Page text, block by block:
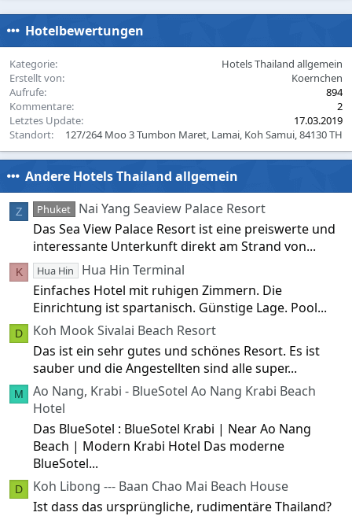
t
i
n
s
:
Hotelbewertungen
Kategorie
Hotels Thailand allgemein
Erstellt von
Koernchen
Aufrufe
894
Kommentare
2
Letztes Update
17.03.2019
Standort
127/264 Moo 3 Tumbon Maret, Lamai, Koh Samui, 84130 TH
Andere Hotels Thailand allgemein
Z Phuket
Nai Yang Seaview Palace Resort
Das Sea View Palace Resort ist eine preiswerte und
interessante Unterkunft direkt am Strand von...
K Hua Hin
Hua Hin Terminal
Einfaches Hotel mit ruhigen Zimmern. Die
Einrichtung ist spartanisch. Günstige Lage. Pool...
D
Koh Mook Sivalai Beach Resort
Das ist ein sehr gutes und schönes Resort. Es ist
sauber und die Angestellten sind alle super...
M
Ao Nang, Krabi - BlueSotel Ao Nang Krabi Beach
Hotel
Das BlueSotel : BlueSotel Krabi | Near Ao Nang
Beach | Modern Krabi Hotel Das moderne
BlueSotel...
D
Koh Libong --- Baan Chao Mai Beach House
Ist dass das ursprüngliche, rudimentäre Thailand?